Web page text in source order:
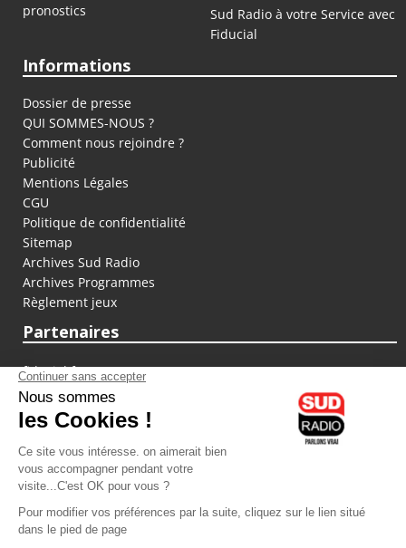
pronostics
Sud Radio à votre Service avec
Fiducial
Informations
Dossier de presse
QUI SOMMES-NOUS ?
Comment nous rejoindre ?
Publicité
Mentions Légales
CGU
Politique de confidentialité
Sitemap
Archives Sud Radio
Archives Programmes
Règlement jeux
Partenaires
fiducial.fr
lyoncapitale.fr
olympique-et-lyonnais.com
L'application Iphone / Android
Téléchargez l'application